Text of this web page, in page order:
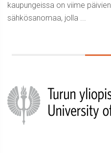
kaupungeissa on viime
sähkösanomaa, jolla ...
Sidebar